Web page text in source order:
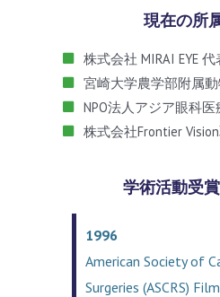
現在の所
株式会社 MIRAI EYE
宮崎大学農学部附属
NPO法人アジア眼科
株式会社Frontier
学術活動受
1996
American Society of
Surgeries (ASCRS)